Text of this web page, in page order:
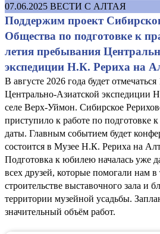
07.06.2025 ВЕСТИ С АЛТАЯ
Поддержим проект
Общества по подготовке к
летия пребывания
экспедиции Н.К. Рериха на
В августе 2026 года будет
Центрально-Азиатской экспедиции
селе Верх-Уймон. Сибирское
приступило к работе по подготовке
даты. Главным событием будет
состоится в Музее Н.К. Рериха на
Подготовка к юбилею началась уже
всех друзей, которые помогали нам в
строительстве выставочного зала и
территории музейной усадьбы.
значительный объём работ.